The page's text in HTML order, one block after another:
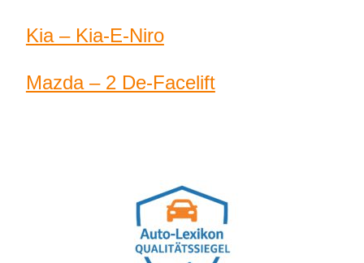
Kia – Kia-E-Niro
Mazda – 2 De-Facelift